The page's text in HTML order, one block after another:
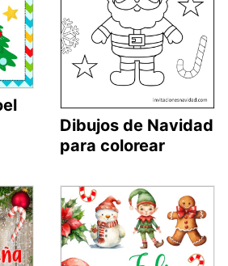
Dibujos de Navidad
para colorear